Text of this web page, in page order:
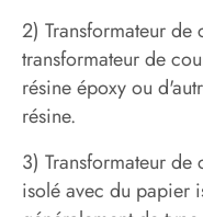
2) Transformateur
transformateur de
résine époxy ou
résine.
3) Transformateur
isolé avec du papier